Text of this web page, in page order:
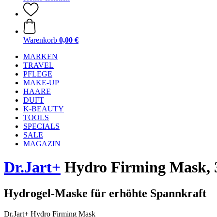
Warenkorb 0,00 €
MARKEN
TRAVEL
PFLEGE
MAKE-UP
HAARE
DUFT
K-BEAUTY
TOOLS
SPECIALS
SALE
MAGAZIN
Dr.Jart+ Hydro Firming Mask,
Hydrogel-Maske für erhöhte Spannkraft
Dr.Jart+ Hydro Firming Mask